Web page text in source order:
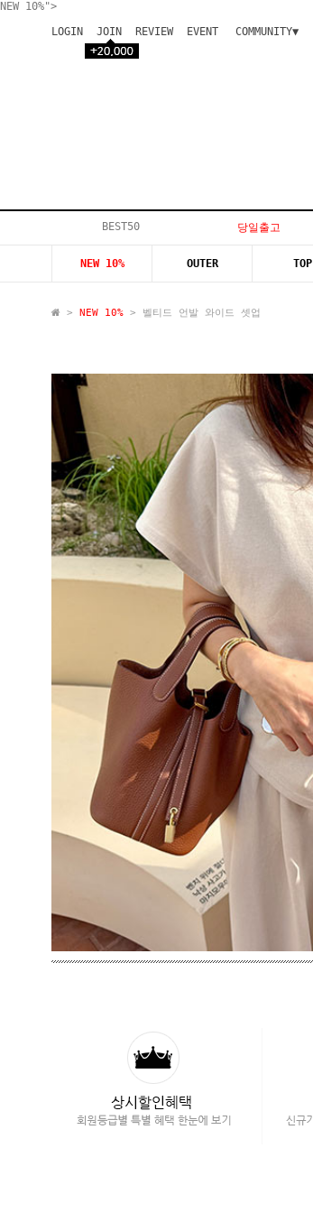
NEW 10%">
LOGIN
JOIN REVIEW EVENT
COMMUNITY▼
입고지연
BEST50 당일출고
NEW 10% OUTER TOP
> NEW 10% > 벨티드 언발 와이드 셋업